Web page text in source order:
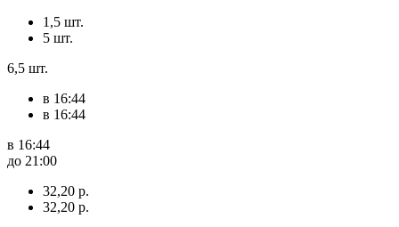
1,5 шт.
5 шт.
6,5 шт.
в 16:44
в 16:44
в 16:44
до 21:00
32,20 р.
32,20 р.